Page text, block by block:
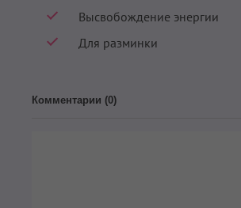
Высвобождение энергии
Для разминки
Комментарии (0)